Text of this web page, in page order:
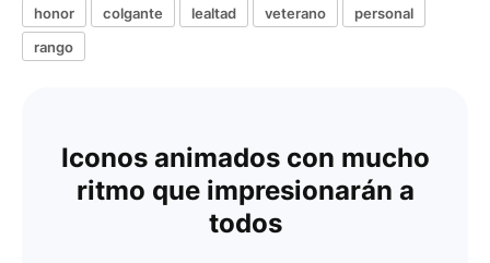
honor
colgante lealtad veterano
personal
rango
Iconos animados con mucho
ritmo que impresionarán a
todos